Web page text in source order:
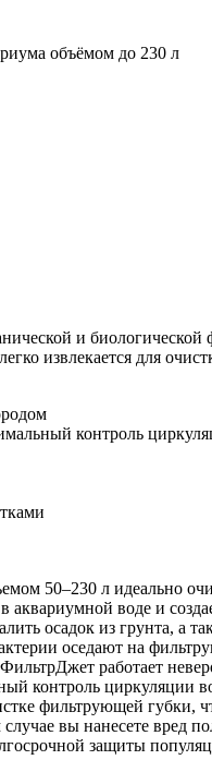
объёмом до 230 л
и биологической
извлекается для
контроль
50–230 л идеально
аквариумной воде и
осадок из грунта,
оседают на
работает
контроль
фильтрующей губки,
вы нанесете
защиты